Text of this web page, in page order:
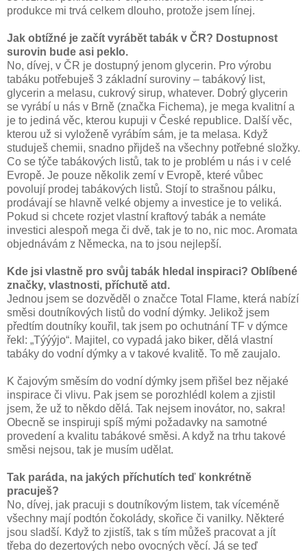
produkce mi trvá celkem dlouho, protože jsem línej.
Jak obtížné je začít vyrábět tabák v ČR? Dostupnost
surovin bude asi peklo.
No, dívej, v ČR je dostupný jenom glycerin. Pro výrobu
tabáku potřebuješ 3 základní suroviny – tabákový list,
glycerin a melasu, cukrový sirup, whatever. Dobrý glycerin
se vyrábí u nás v Brně (značka Fichema), je mega kvalitní a
je to jediná věc, kterou kupuji v České republice. Další věc,
kterou už si vyloženě vyrábím sám, je ta melasa. Když
studuješ chemii, snadno přijdeš na všechny potřebné složky.
Co se týče tabákových listů, tak to je problém u nás i v celé
Evropě. Je pouze několik zemí v Evropě, které vůbec
povolují prodej tabákových listů. Stojí to strašnou pálku,
prodávají se hlavně velké objemy a investice je to veliká.
Pokud si chcete rozjet vlastní kraftový tabák a nemáte
investici alespoň mega či dvě, tak je to no, nic moc. Aromata
objednávám z Německa, na to jsou nejlepší.
Kde jsi vlastně pro svůj tabák hledal inspiraci? Oblíbené
značky, vlastnosti, příchutě atd.
Jednou jsem se dozvěděl o značce Total Flame, která nabízí
směsi doutníkových listů do vodní dýmky. Jelikož jsem
předtím doutníky kouřil, tak jsem po ochutnání TF v dýmce
řekl: „Týýýjo“. Majitel, co vypadá jako biker, dělá vlastní
tabáky do vodní dýmky a v takové kvalitě. To mě zaujalo.
K čajovým směsím do vodní dýmky jsem přišel bez nějaké
inspirace či vlivu. Pak jsem se porozhlédl kolem a zjistil
jsem, že už to někdo dělá. Tak nejsem inovátor, no, sakra!
Obecně se inspiruji spíš mými požadavky na samotné
provedení a kvalitu tabákové směsi. A když na trhu takové
směsi nejsou, tak je musím udělat.
Tak paráda, na jakých příchutích teď konkrétně
pracuješ?
No, dívej, jak pracuji s doutníkovým listem, tak víceméně
všechny mají podtón čokolády, skořice či vanilky. Některé
jsou sladší. Když to zjistíš, tak s tím můžeš pracovat a jít
třeba do dezertových nebo ovocných věcí. Já se teď